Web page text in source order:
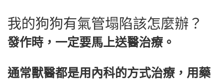
我的狗狗有氣管塌陷該怎麼辦 ？
發作時，一定要馬上送醫治療。
通常獸醫都是用內科的方式治療，用藥